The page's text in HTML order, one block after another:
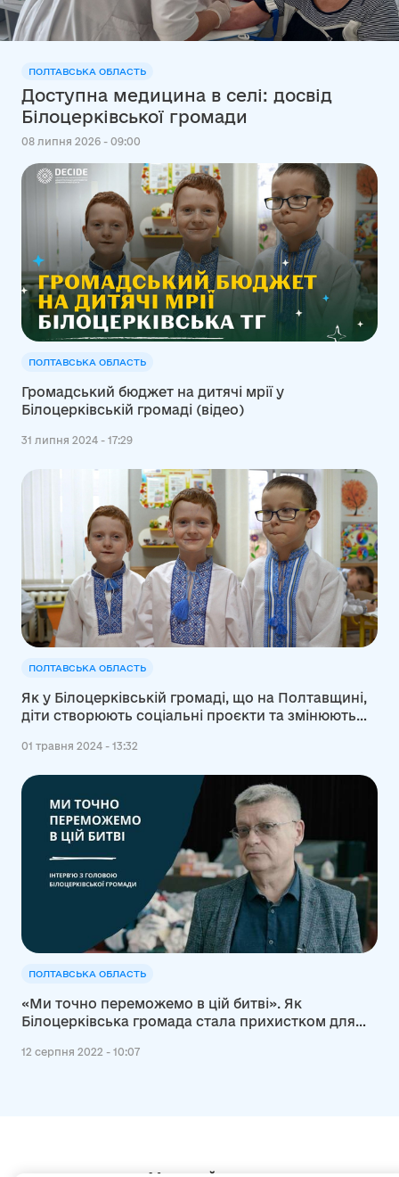
ПОЛТАВСЬКА ОБЛАСТЬ
Доступна медицина в селі: досвід
Білоцерківської громади
08 липня 2026 - 09:00
ПОЛТАВСЬКА ОБЛАСТЬ
Громадський бюджет на дитячі мрії у
Білоцерківській громаді (відео)
31 липня 2024 - 17:29
ПОЛТАВСЬКА ОБЛАСТЬ
Як у Білоцерківській громаді, що на Полтавщині,
діти створюють соціальні проєкти та змінюють
01 травня 2024 - 13:32
ПОЛТАВСЬКА ОБЛАСТЬ
«Ми точно переможемо в цій битві». Як
Білоцерківська громада стала прихистком для
12 серпня 2022 - 10:07